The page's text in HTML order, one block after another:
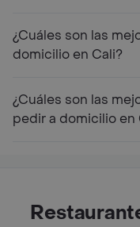
¿Cuáles son las
domicilio en Cali?
¿Cuáles son las
pedir a domicilio en